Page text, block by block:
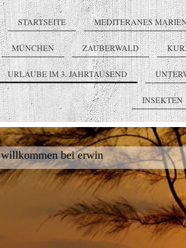
STARTSEITE MEDITERANES
MÜNCHEN ZAUBERWALD
URLAUBE IM 3. JAHRTAUSEND
INSEKTEN
willkommen bei erwin